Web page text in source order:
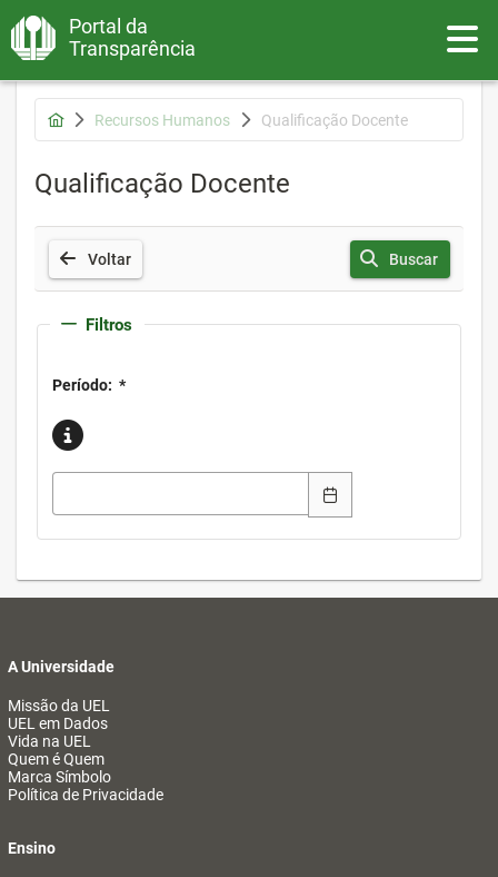
Portal da
Transparência
Recursos Humanos Qualificação Docente
Qualificação Docente
Voltar Buscar
Filtros
Período: *
A Universidade
Missão da UEL
UEL em Dados
Vida na UEL
Quem é Quem
Marca Símbolo
Política de Privacidade
Ensino